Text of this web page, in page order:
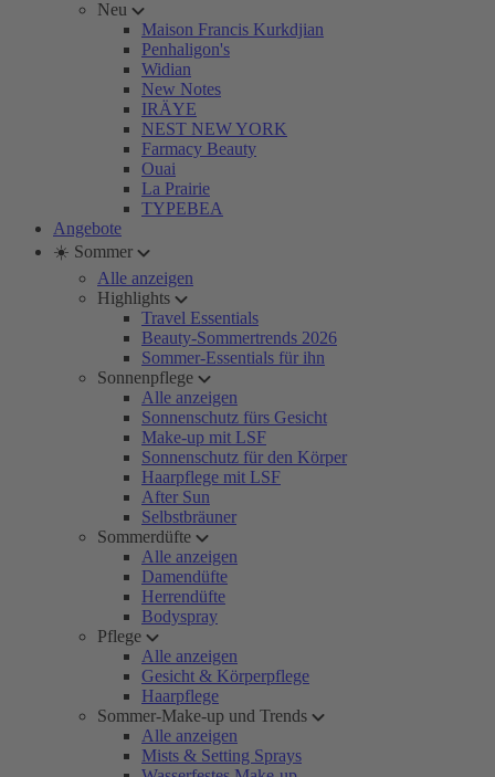
Neu
Maison Francis Kurkdjian
Penhaligon's
Widian
New Notes
IRÄYE
NEST NEW YORK
Farmacy Beauty
Ouai
La Prairie
TYPEBEA
Angebote
☀️ Sommer
Alle anzeigen
Highlights
Travel Essentials
Beauty-Sommertrends 2026
Sommer-Essentials für ihn
Sonnenpflege
Alle anzeigen
Sonnenschutz fürs Gesicht
Make-up mit LSF
Sonnenschutz für den Körper
Haarpflege mit LSF
After Sun
Selbstbräuner
Sommerdüfte
Alle anzeigen
Damendüfte
Herrendüfte
Bodyspray
Pflege
Alle anzeigen
Gesicht & Körperpflege
Haarpflege
Sommer-Make-up und Trends
Alle anzeigen
Mists & Setting Sprays